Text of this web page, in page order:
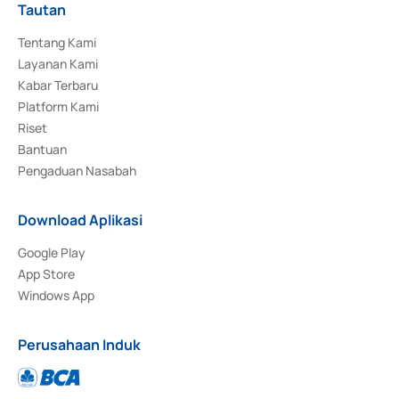
Tautan
Tentang Kami
Layanan Kami
Kabar Terbaru
Platform Kami
Riset
Bantuan
Pengaduan Nasabah
Download Aplikasi
Google Play
App Store
Windows App
Perusahaan Induk